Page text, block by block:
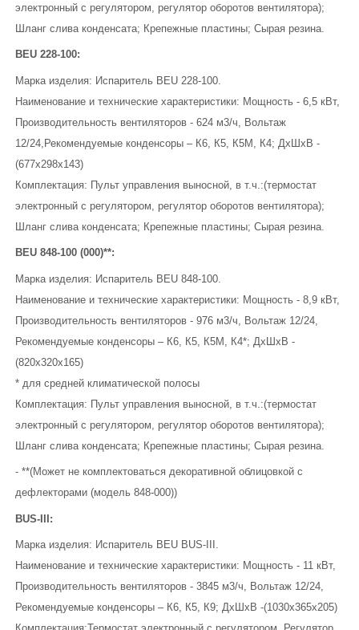
электронный с регулятором, регулятор оборотов вентилятора);
Шланг слива конденсата; Крепежные пластины; Сырая резина.
BEU 228-100:
Марка изделия: Испаритель BEU 228-100.
Наименование и технические характеристики: Мощность - 6,5 кВт,
Производительность вентиляторов - 624 м3/ч, Вольтаж
12/24,Рекомендуемые конденсоры – К6, К5, К5М, К4; ДхШхВ -
(677х298х143)
Комплектация: Пульт управления выносной, в т.ч.:(термостат
электронный с регулятором, регулятор оборотов вентилятора);
Шланг слива конденсата; Крепежные пластины; Сырая резина.
BEU 848-100 (000)**:
Марка изделия: Испаритель BEU 848-100.
Наименование и технические характеристики: Мощность - 8,9 кВт,
Производительность вентиляторов - 976 м3/ч, Вольтаж 12/24,
Рекомендуемые конденсоры – К6, К5, К5М, К4*; ДхШхВ -
(820х320х165)
* для средней климатической полосы
Комплектация: Пульт управления выносной, в т.ч.:(термостат
электронный с регулятором, регулятор оборотов вентилятора);
Шланг слива конденсата; Крепежные пластины; Сырая резина.
- **(Может не комплектоваться декоративной облицовкой с
дефлекторами (модель 848-000))
BUS-III:
Марка изделия: Испаритель BEU BUS-III.
Наименование и технические характеристики: Мощность - 11 кВт,
Производительность вентиляторов - 3845 м3/ч, Вольтаж 12/24,
Рекомендуемые конденсоры – К6, К5, К9; ДхШхВ -(1030х365х205)